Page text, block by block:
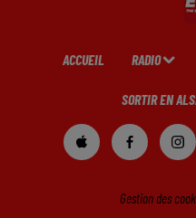
ACCUEIL RADIO
SORTIR EN
Gestion des